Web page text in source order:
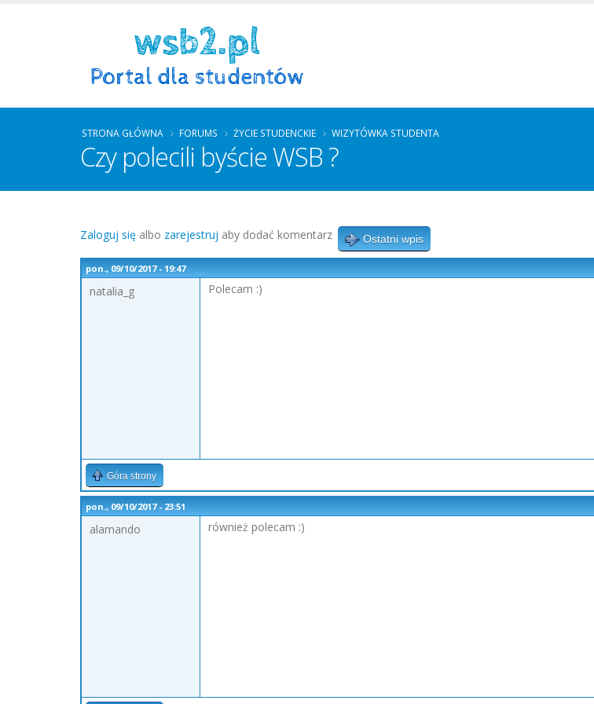
STRONA GŁÓWNA FORUMS ŻYCIE STUDENCKIE WIZYTÓWKA STUDENTA
Czy polecili byście WSB ?
Zaloguj się albo zarejestruj aby dodać komentarz Ostatni wpis
pon., 09/10/2017 - 19:47
natalia_g
Polecam :)
Góra strony
pon., 09/10/2017 - 23:51
alamando
również polecam :)